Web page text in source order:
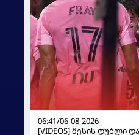
06:41/06-08-2026
[VIDEOS] მესის დუბლი